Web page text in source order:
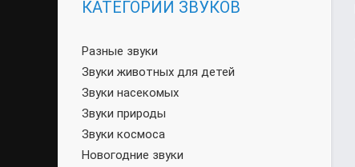
КАТЕГОРИИ ЗВУКОВ
Разные звуки
Звуки животных для детей
Звуки насекомых
Звуки природы
Звуки космоса
Новогодние звуки